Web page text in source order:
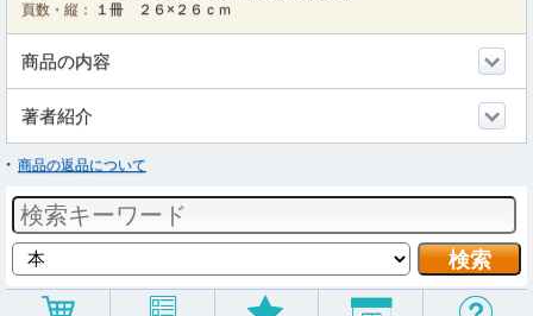
頁数・縦：
１冊 ２６×２６ｃｍ
商品の内容
著者紹介
商品の返品について